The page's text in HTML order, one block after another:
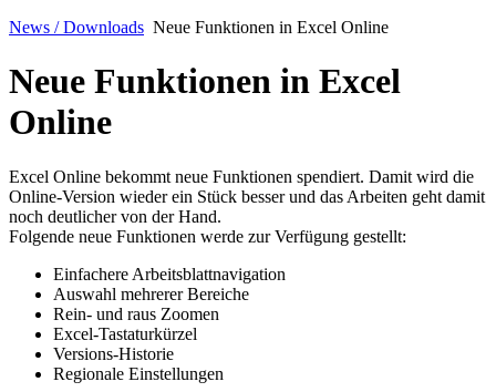
News / Downloads Neue Funktionen in Excel Online
Neue Funktionen in Excel
Online
Excel Online bekommt neue Funktionen spendiert. Damit wird die
Online-Version wieder ein Stück besser und das Arbeiten geht damit
noch deutlicher von der Hand.
Folgende neue Funktionen werde zur Verfügung gestellt:
Einfachere Arbeitsblattnavigation
Auswahl mehrerer Bereiche
Rein- und raus Zoomen
Excel-Tastaturkürzel
Versions-Historie
Regionale Einstellungen